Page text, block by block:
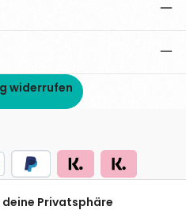
widerrufen
Privatsphäre